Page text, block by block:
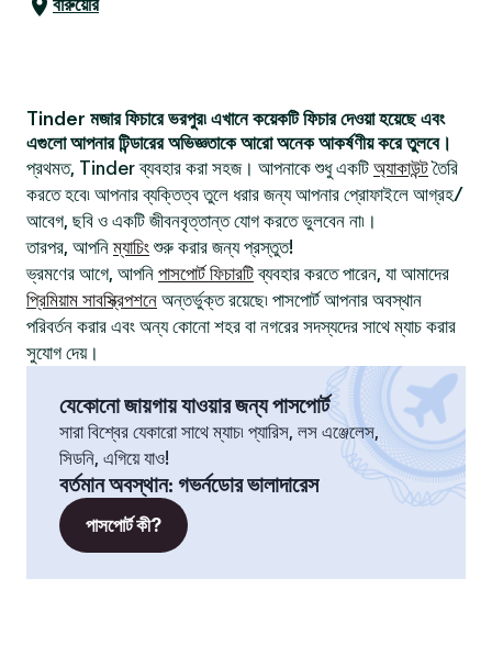
Tinder মজার ফিচারে ভরপুর৷ এখানে কয়েকটি ফিচার দেওয়া হয়েছে এবং
এগুলো আপনার টিন্ডারের অভিজ্ঞতাকে আরো অনেক আকর্ষণীয় করে তুলবে।
প্রথমত, Tinder ব্যবহার করা সহজ। আপনাকে শুধু একটি অ্যাকাউন্টতৈরি
করতে হবে৷ আপনার ব্যক্তিত্ব তুলে ধরার জন্য আপনার প্রোফাইলে আগ্রহ/
আবেগ, ছবি ও একটি জীবনবৃত্তান্ত যোগ করতে ভুলবেন না৷।
তারপর, আপনিম্যাচিং শুরু করার জন্য প্রস্তুত!
ভ্রমণের আগে, আপনি পাসপোর্ট ফিচারটিব্যবহার করতে পারেন, যা আমাদের
প্রিমিয়াম সাবস্ক্রিপশনে অন্তর্ভুক্ত রয়েছে৷ পাসপোর্ট আপনার অবস্থান
পরিবর্তন করার এবং অন্য কোনো শহর বা নগরের সদস্যদের সাথে ম্যাচ করার
সুযোগ দেয়।
যেকোনো জায়গায় যাওয়ার জন্য পাসপোর্ট
সারা বিশ্বের যেকারো সাথে ম্যাচ৷ প্যারিস, লস এঞ্জেলেস,
সিডনি, এগিয়ে যাও!
বর্তমান অবস্থান: গভর্নডোর ভালাদারেস
পাসপোর্ট কী?